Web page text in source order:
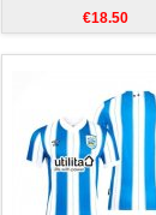
€18.50